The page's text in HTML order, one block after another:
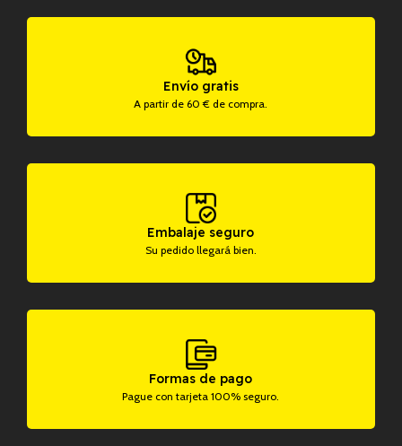
Envío gratis
A partir de 60 € de compra.
Embalaje seguro
Su pedido llegará bien.
Formas de pago
Pague con tarjeta 100% seguro.